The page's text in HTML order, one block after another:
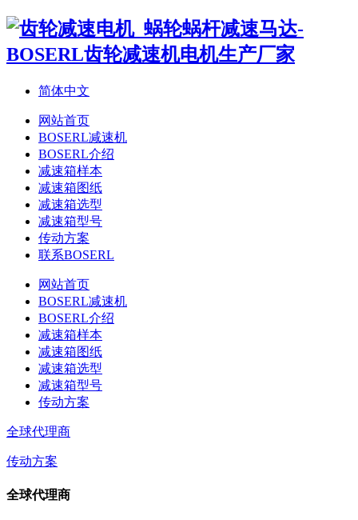
简体中文
网站首页
BOSERL减速机
BOSERL介绍
减速箱样本
减速箱图纸
减速箱选型
减速箱型号
传动方案
联系BOSERL
网站首页
BOSERL减速机
BOSERL介绍
减速箱样本
减速箱图纸
减速箱选型
减速箱型号
传动方案
全球代理商
传动方案
全球代理商